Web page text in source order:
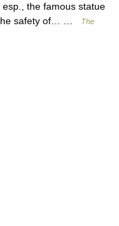
the famous statue
the safety of… …
The